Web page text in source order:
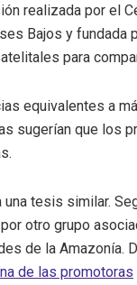
realizada por el
Bajos y
para
equivalentes a
sugerían que los
tesis similar.
otro grupo
de la Amazonía.
de las promotoras